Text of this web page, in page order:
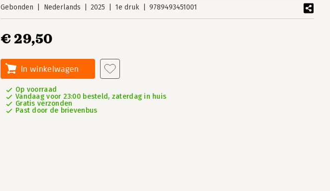
Gebonden Nederlands 2025 1e druk 9789493451001
€ 29,50
In winkelwagen
Op voorraad
Vandaag voor 23:00 besteld, zaterdag in huis
Gratis verzonden
Past door de brievenbus